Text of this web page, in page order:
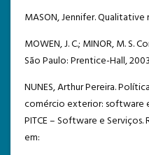
MASON, Jennifer. Qualitative
MOWEN, J. C.; MINOR, M.
São Paulo: Prentice-Hall,
NUNES, Arthur Pereira.
comércio exterior: software
PITCE – Software e
em: